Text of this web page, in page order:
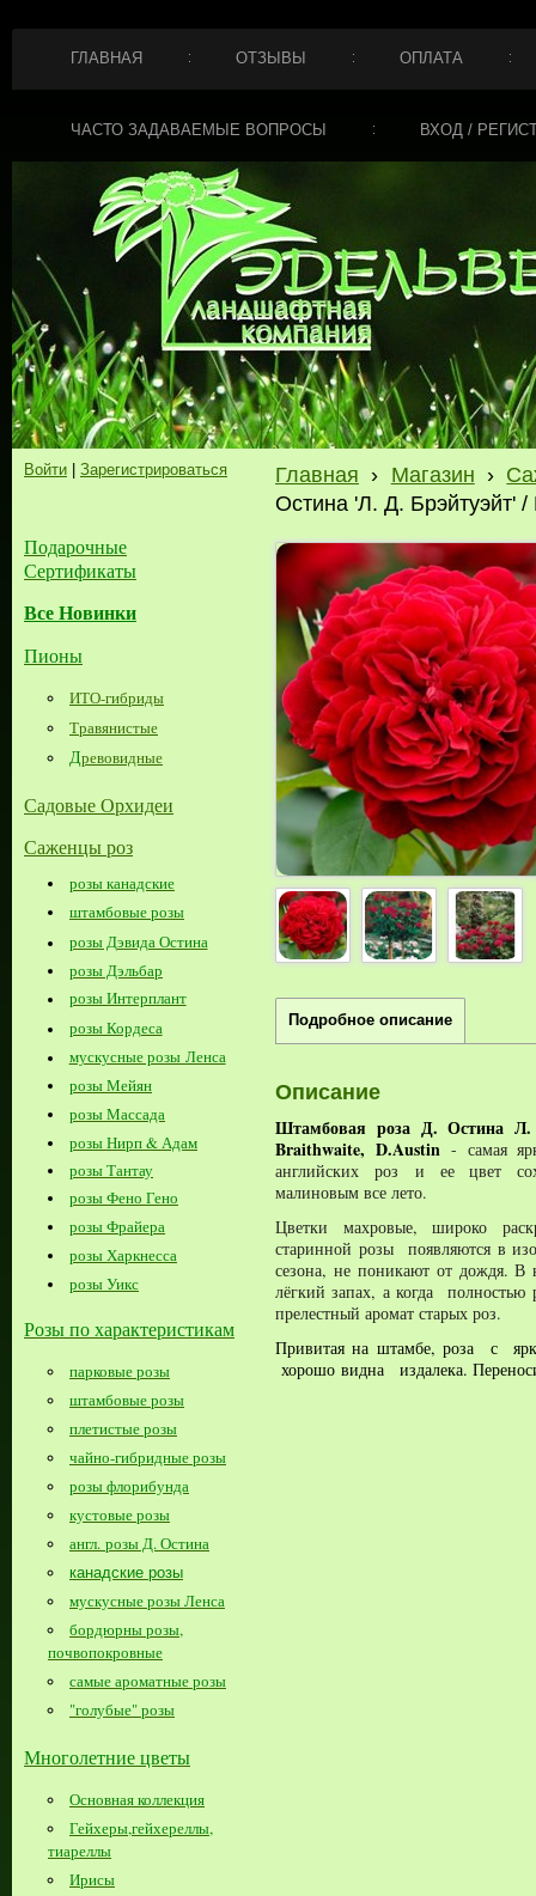
ГЛАВНАЯ ОТЗЫВЫ ОПЛАТА
ЧАСТО ЗАДАВАЕМЫЕ ВОПРОСЫ ВХОД /
Войти Зарегистрироваться
Подарочные
Сертификаты
Все Новинки
Пионы
ИТО-гибриды
Травянистые
Древовидные
Садовые Орхидеи
Саженцы роз
розы канадские
штамбовые розы
розы Дэвида Остина
розы Дэльбар
розы Интерплант
розы Кордеса
мускусные розы Ленса
розы Мейян
розы Массада
розы Нирп & Адам
розы Тантау
розы Фено Гено
розы Фрайера
розы Харкнесса
розы Уикс
Розы по характеристикам
парковые розы
штамбовые розы
плетистые розы
чайно-гибридные розы
розы флорибунда
кустовые розы
англ. розы Д. Остина
канадские розы
мускусные розы Ленса
бордюрны розы,
почвопокровные
самые ароматные розы
"голубые" розы
Многолетние цветы
Основная коллекция
Гейхеры,гейхереллы,
тиареллы
Ирисы
Главная › Магазин ›
Остина 'Л. Д. Брэйтуэйт'
Подробное описание
Описание
Штамбовая роза Д. Остина
Braithwaite, D.Austin- самая
английских роз и ее цвет
малиновым все лето.
Цветки махровые, широко
старинной розы появляются в
сезона, не поникают от дождя. В
лёгкий запах, а когда
прелестный аромат старых роз.
Привитая на штамбе, роза с
хорошо видна издалека.